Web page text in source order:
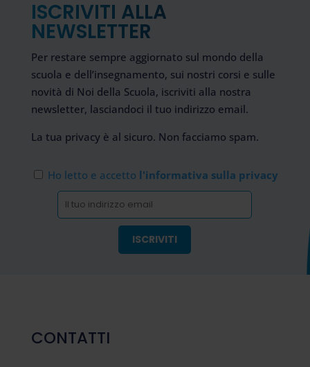
ISCRIVITI ALLA
NEWSLETTER
Per restare sempre aggiornato sul mondo della
scuola e dell’insegnamento, sui nostri corsi e sulle
novità di Noi della Scuola, iscriviti alla nostra
newsletter, lasciandoci il tuo indirizzo email.
La tua privacy è al sicuro. Non facciamo spam.
Ho letto e accetto l'informativa sulla privacy
CONTATTI